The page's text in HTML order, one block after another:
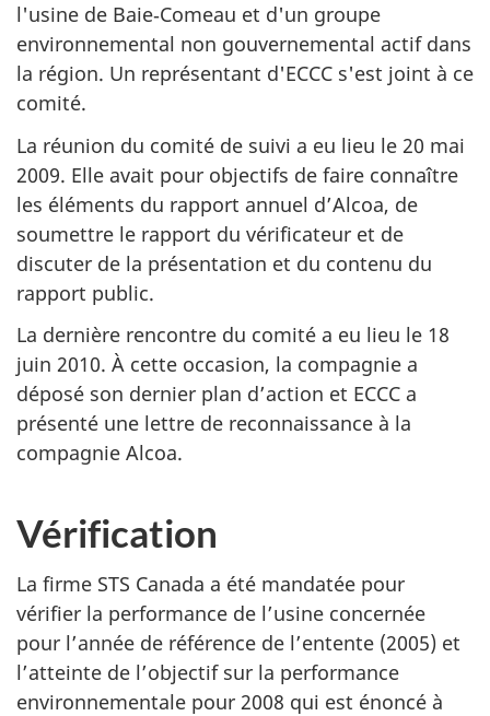
l'usine de Baie‑Comeau et d'un groupe
environnemental non gouvernemental actif dans
la région. Un représentant d'ECCC s'est joint à ce
comité.
La réunion du comité de suivi a eu lieu le 20 mai
2009. Elle avait pour objectifs de faire connaître
les éléments du rapport annuel d’Alcoa, de
soumettre le rapport du vérificateur et de
discuter de la présentation et du contenu du
rapport public.
La dernière rencontre du comité a eu lieu le 18
juin 2010. À cette occasion, la compagnie a
déposé son dernier plan d’action et ECCC a
présenté une lettre de reconnaissance à la
compagnie Alcoa.
Vérification
La firme STS Canada a été mandatée pour
vérifier la performance de l’usine concernée
pour l’année de référence de l’entente (2005) et
l’atteinte de l’objectif sur la performance
environnementale pour 2008 qui est énoncé à